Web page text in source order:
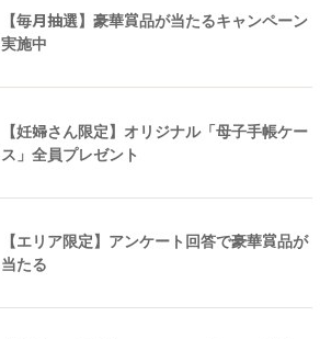
【毎月抽選】豪華賞品が当たるキャンペーン
実施中
【妊婦さん限定】オリジナル「母子手帳ケー
ス」全員プレゼント
【エリア限定】アンケート回答で豪華賞品が
当たる